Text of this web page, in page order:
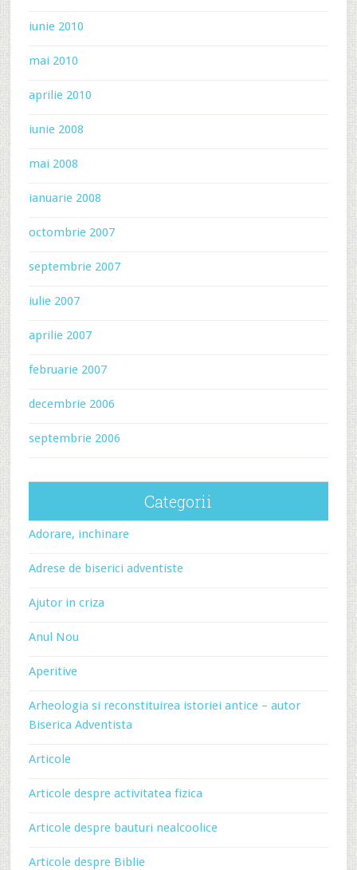
iunie 2010
mai 2010
aprilie 2010
iunie 2008
mai 2008
ianuarie 2008
octombrie 2007
septembrie 2007
iulie 2007
aprilie 2007
februarie 2007
decembrie 2006
septembrie 2006
Categorii
Adorare, inchinare
Adrese de biserici adventiste
Ajutor in criza
Anul Nou
Aperitive
Arheologia si reconstituirea istoriei antice – autor
Biserica Adventista
Articole
Articole despre activitatea fizica
Articole despre bauturi nealcoolice
Articole despre Biblie